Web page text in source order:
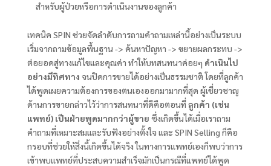
สำหรับผู้ป่วยหรือการดำเนินงานของลูกค้า
เทคนิค SPIN ช่วยจัดลำดับการถามคำถามเหล่านี้อย่างเป็นระบบ
เริ่มจากถามข้อมูลพื้นฐาน -> ค้นหาปัญหา -> ขยายผลกระทบ ->
ต่อยอดสู่ทางแก้ไขและคุณค่า ทำให้บทสนทนาค่อยๆ ดำเนินไป
อย่างมีทิศทาง จนปิดการขายได้อย่างเป็นธรรมชาติ โดยที่ลูกค้า
ได้พูดเผยความต้องการของตนเองออกมามากที่สุด ผู้เชี่ยวชาญ
ด้านการขายกล่าวไว้ว่าการสนทนาที่ดีคือตอนที่ ลูกค้า (เช่น
แพทย์) เป็นฝ่ายพูดมากกว่าผู้ขาย ซึ่งเกิดขึ้นได้เมื่อเราถาม
คำถามที่เหมาะสมและรับฟังอย่างตั้งใจ และ SPIN Selling ก็คือ
กรอบที่ช่วยให้สิ่งนี้เกิดขึ้นได้จริง ในทางการแพทย์เองก็พบว่าการ
เข้าพบแพทย์ที่ประสบความสำเร็จมักเป็นกรณีที่แพทย์ได้พูด